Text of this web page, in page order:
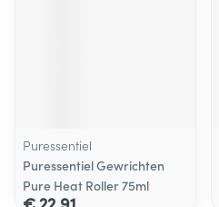
Puressentiel
Puressentiel Gewrichten
Pure Heat Roller 75ml